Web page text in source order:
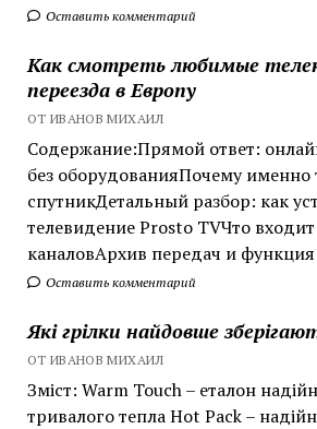
Оставить комментарий
Как смотреть любимые
переезда в Европу
ОТ ИВАНОВ МИХАИЛ
Содержание:Прямой ответ:
без оборудованияПочему именно
спутникДетальный разбор: как
телевидение Prosto TVЧто входит
каналовАрхив передач и
Оставить комментарий
Які грілки найдовше
ОТ ИВАНОВ МИХАИЛ
Зміст: Warm Touch – еталон
тривалого тепла Hot Pack –